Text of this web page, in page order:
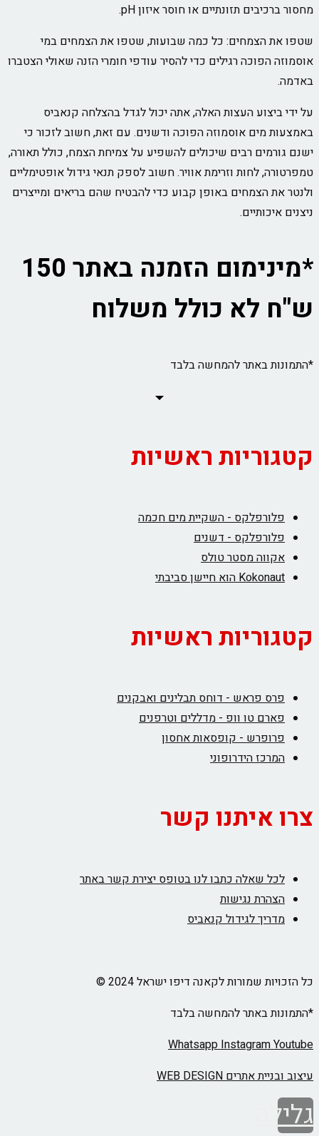
מחסור ברכיבים תזונתיים או חוסר איזון pH.
שטפו את הצמחים: כל כמה שבועות, שטפו את הצמחים במי
אוסמוזה הפוכה רגילים כדי להסיר עודפי חומרי הזנה שאולי הצטברו
באדמה.
על ידי ביצוע העצות האלה, אתה יכול לגדל בהצלחה קנאביס
באמצעות מים אוסמוזה הפוכה ודשנים. עם זאת, חשוב לזכור כי
ישנם גורמים רבים שיכולים להשפיע על צמיחת הצמח, כולל תאורה,
טמפרטורה, לחות וזרימת אוויר. חשוב לספק תנאי גידול אופטימליים
ולנטר את הצמחים באופן קבוע כדי להבטיח שהם בריאים ומייצרים
ניצנים איכותיים.
*מינימום הזמנה באתר 150
ש"ח לא כולל משלוח
*התמונות באתר להמחשה בלבד
קטגוריות ראשיות
פלורפלקס - השקיית מים חכמה
פלורפלקס - דשנים
אקווה מסטר טולס
Kokonaut הוא חיישן סביבתי
קטגוריות ראשיות
פרס פראש - דוחס תבלינים ואבקנים
פארם טו וופ - מדללים וטרפנים
פרופרש - קופסאות אחסון
המרכז הידרופוני
צרו איתנו קשר
לכל שאלה כתבו לנו בטופס יצירת קשר באתר
הצהרת נגישות
מדריך לגידול קנאביס
כל הזכויות שמורות לקאנה דיפו ישראל 2024 ©
*התמונות באתר להמחשה בלבד
Whatsapp InstagramYoutube
עיצוב ובניית אתרים WEB DESIGN
גלילה